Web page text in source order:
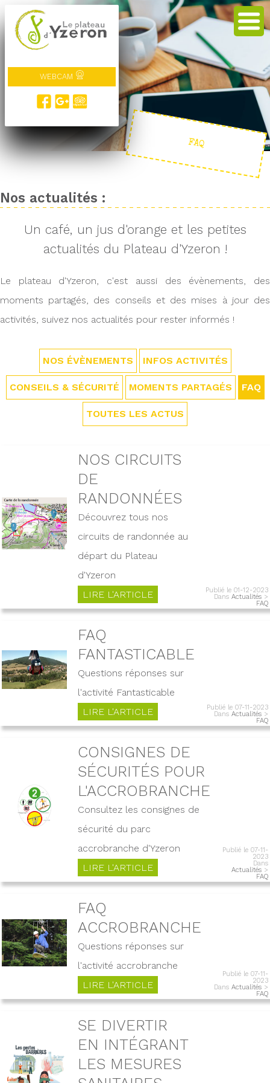
WEBCAM
FAQ
Nos actualités :
Un café, un jus d'orange et les petites
actualités du Plateau d'Yzeron !
Le plateau d'Yzeron, c'est aussi des évènements, des
moments partagés, des conseils et des mises à jour des
activités, suivez nos actualités pour rester informés !
NOS ÉVÈNEMENTS INFOS ACTIVITÉS
CONSEILS & SÉCURITÉ MOMENTS PARTAGÉS FAQ
TOUTES LES ACTUS
NOS CIRCUITS
DE
RANDONNÉES
Découvrez tous nos
circuits de randonnée au
départ du Plateau
d'Yzeron
LIRE L'ARTICLE
Publié le 01-12-2023
Dans Actualités >
FAQ
FAQ
FANTASTICABLE
Questions réponses sur
l'activité Fantasticable
LIRE L'ARTICLE
Publié le 07-11-2023
Dans Actualités >
FAQ
CONSIGNES DE
SÉCURITÉS POUR
L'ACCROBRANCHE
Consultez les consignes de
sécurité du parc
accrobranche d'Yzeron
LIRE L'ARTICLE
Publié le 07-11-
2023
Dans
Actualités >
FAQ
FAQ
ACCROBRANCHE
Questions réponses sur
l'activité accrobranche
LIRE L'ARTICLE
Publié le 07-11-
2023
Dans Actualités >
FAQ
SE DIVERTIR
EN INTÉGRANT
LES MESURES